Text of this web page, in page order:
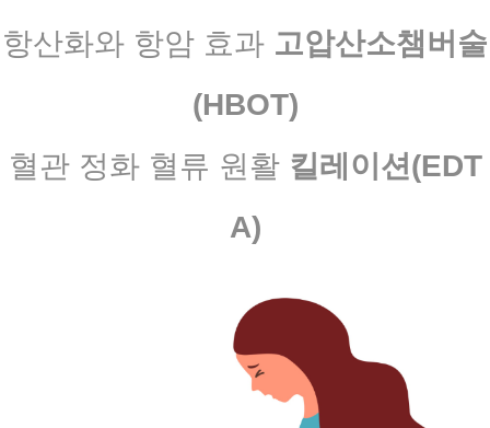
항산화와 항암 효과 고압산소챔버술
(HBOT)
혈관 정화 혈류 원활 킬레이션(EDT
A)